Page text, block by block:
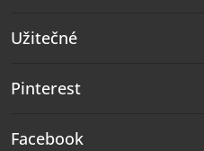
Užitečné
Pinterest
Facebook